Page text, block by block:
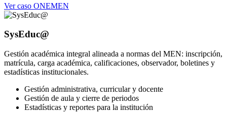
Ver caso ONEMEN
SysEduc@
Gestión académica integral alineada a normas del MEN: inscripción,
matrícula, carga académica, calificaciones, observador, boletines y
estadísticas institucionales.
Gestión administrativa, curricular y docente
Gestión de aula y cierre de periodos
Estadísticas y reportes para la institución